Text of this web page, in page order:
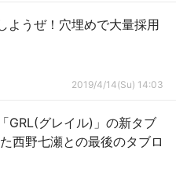
ようぜ！穴埋めで大量採用
2019/4/14(Su) 14:03
GRL(グレイル)」の新タブ
西野七瀬との最後のタブロ